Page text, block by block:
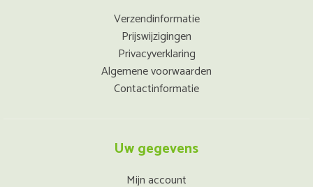
Verzendinformatie
Prijswijzigingen
Privacyverklaring
Algemene voorwaarden
Contactinformatie
Uw gegevens
Mijn account